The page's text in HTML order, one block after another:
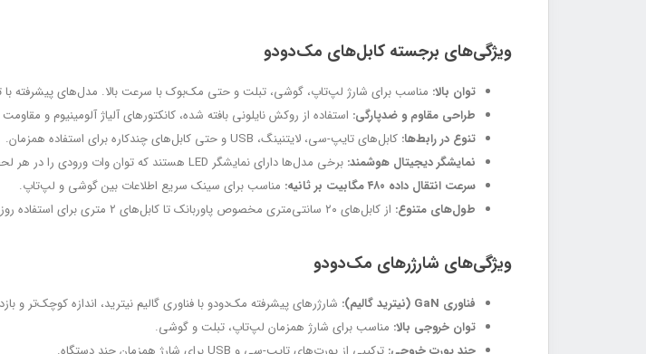
ویژگی‌های برجسته کابل‌های مک‌دودو
توان بالا: مناسب برای شارژ لپ‌تاپ، گوشی، تبلت و حتی مک‌بوک با سرعت بالا. مدل‌های پیشرفته با توان ۲۴۰ وات، تمام نیازهای شارژ شما را پوشش
طراحی مقاوم و ضدپارگی: استفاده از روکش نایلونی بافته شده، کانکتورهای آلیاژ آلومینیوم و
تنوع در رابط‌ها: کابل‌های تایپ-سی، لایتنینگ، USB و حتی کابل‌های چندکاره برای استفاده همزمان.
نمایشگر دیجیتال هوشمند: برخی مدل‌ها دارای نمایشگر LED هستند که توان وات ورودی را در هر لحظه نشان می‌دهند.
سرعت انتقال داده ۴۸۰ مگابیت بر ثانیه:
مناسب برای سینک سریع اطلاعات بین گوشی و لپ‌تاپ.
طول‌های متنوع: از کابل‌های ۲۰ سانتی‌متری مخصوص پاوربانک تا کابل‌های ۲ متری برای استفاده روزمره.
ویژگی‌های شارژرهای مک‌دودو
فناوری GaN (نیترید گالیم):
شارژرهای پیشرفته مک‌دودو با فناوری گالیم نیترید، اندازه کوچک‌تر و
توان خروجی بالا: مناسب برای شارژ همزمان لپ‌تاپ، تبلت و گوشی.